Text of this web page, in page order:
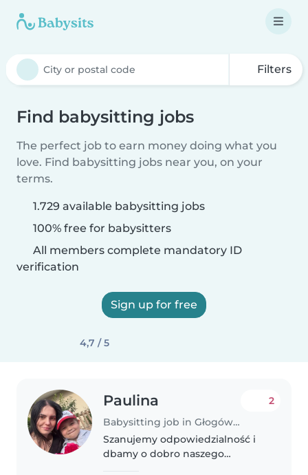
Filters
Find babysitting jobs
The perfect job to earn money doing what you
love. Find babysitting jobs near you, on your
terms.
1.729 available babysitting jobs
100% free for babysitters
All members complete mandatory ID
verification
Sign up for free
4,7 / 5
Paulina
Babysitting job in Głogów Małopolski
2
Szanujemy odpowiedzialność i
dbamy o dobro naszego